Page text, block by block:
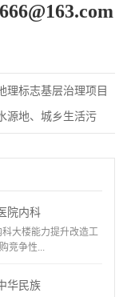
理标志基层治理项目
源地、城乡生活污
院内科
大楼能力提升改造工
竞争性...
华民族